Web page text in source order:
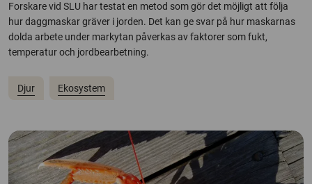
Forskare vid SLU har testat en metod som gör det möjligt att följa
hur daggmaskar gräver i jorden. Det kan ge svar på hur maskarnas
dolda arbete under markytan påverkas av faktorer som fukt,
temperatur och jordbearbetning.
Djur Ekosystem